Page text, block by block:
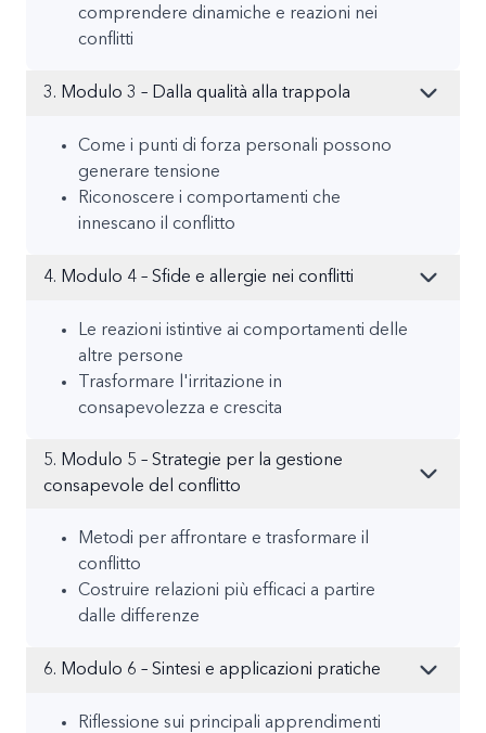
comprendere dinamiche e reazioni nei
conflitti
3. Modulo 3 – Dalla qualità alla trappola
Come i punti di forza personali possono
generare tensione
Riconoscere i comportamenti che
innescano il conflitto
4. Modulo 4 – Sfide e allergie nei conflitti
Le reazioni istintive ai comportamenti delle
altre persone
Trasformare l'irritazione in
consapevolezza e crescita
5. Modulo 5 – Strategie per la gestione
consapevole del conflitto
Metodi per affrontare e trasformare il
conflitto
Costruire relazioni più efficaci a partire
dalle differenze
6. Modulo 6 – Sintesi e applicazioni pratiche
Riflessione sui principali apprendimenti